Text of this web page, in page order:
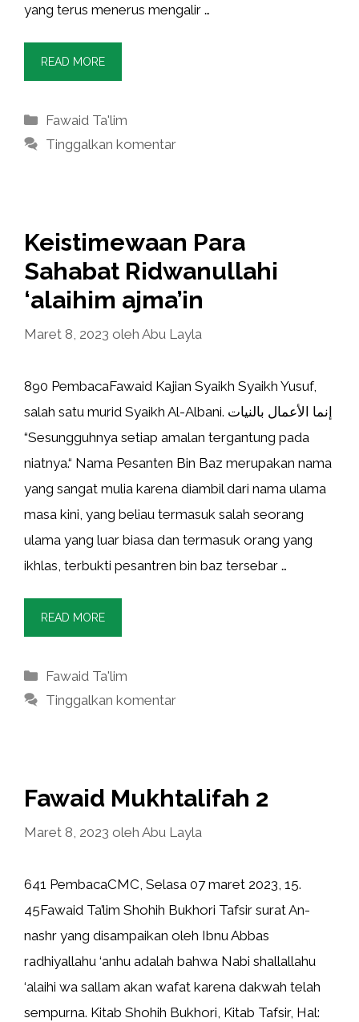
yang terus menerus mengalir …
READ MORE
Kategori
Fawaid Ta'lim
Tinggalkan komentar
Keistimewaan Para
Sahabat Ridwanullahi
‘alaihim ajma’in
Maret 8, 2023 oleh Abu Layla
890 PembacaFawaid Kajian Syaikh Syaikh Yusuf,
salah satu murid Syaikh Al-Albani. إنما الأعمال بالنيات
“Sesungguhnya setiap amalan tergantung pada
niatnya.“ Nama Pesanten Bin Baz merupakan nama
yang sangat mulia karena diambil dari nama ulama
masa kini, yang beliau termasuk salah seorang
ulama yang luar biasa dan termasuk orang yang
ikhlas, terbukti pesantren bin baz tersebar …
READ MORE
Kategori
Fawaid Ta'lim
Tinggalkan komentar
Fawaid Mukhtalifah 2
Maret 8, 2023 oleh Abu Layla
641 PembacaCMC, Selasa 07 maret 2023, 15.
45Fawaid Ta’lim Shohih Bukhori Tafsir surat An-
nashr yang disampaikan oleh Ibnu Abbas
radhiyallahu ‘anhu adalah bahwa Nabi shallallahu
‘alaihi wa sallam akan wafat karena dakwah telah
sempurna. Kitab Shohih Bukhori, Kitab Tafsir, Hal: